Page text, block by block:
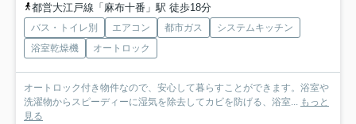
都営大江戸線「麻布十番」駅 徒歩18分
バス・トイレ別 エアコン 都市ガス
システムキッチン
浴室乾燥機
オートロック
オートロック付き物件なので、安心して暮らすことができます。浴室や
洗濯物からスピーディーに湿気を除去してカビを防げる、浴室... もっと
見る